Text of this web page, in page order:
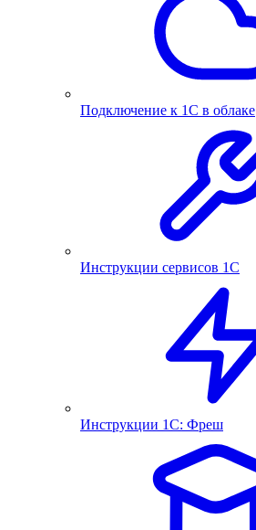
Подключение к 1С в облаке
Инструкции сервисов 1С
Инструкции 1С: Фреш